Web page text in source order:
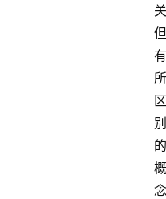
关
但
有
所
区
别
的
概
念